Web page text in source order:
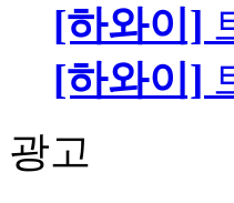
[하와이]
[하와이]
광고